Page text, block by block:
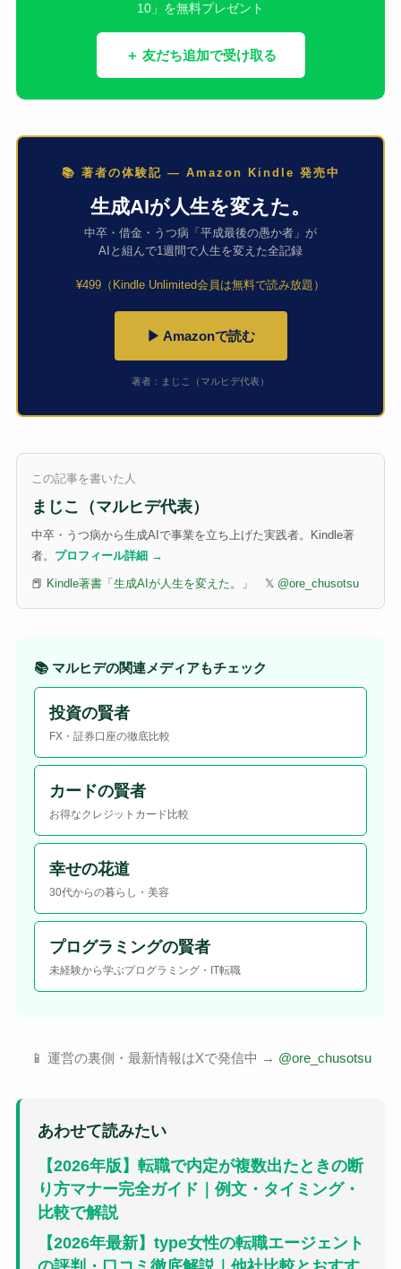
10」を無料プレゼント
＋ 友だち追加で受け取る
📚 著者の体験記 — Amazon Kindle 発売中
生成AIが人生を変えた。
中卒・借金・うつ病「平成最後の愚か者」が
AIと組んで1週間で人生を変えた全記録
¥499（Kindle Unlimited会員は無料で読み放題）
▶ Amazonで読む
著者：まじこ（マルヒデ代表）
この記事を書いた人
まじこ（マルヒデ代表）
中卒・うつ病から生成AIで事業を立ち上げた実践者。Kindle著
者。 プロフィール詳細 →
📕 Kindle著書「生成AIが人生を変えた。」 𝕏 @ore_chusotsu
📚 マルヒデの関連メディアもチェック
投資の賢者
FX・証券口座の徹底比較
カードの賢者
お得なクレジットカード比較
幸せの花道
30代からの暮らし・美容
プログラミングの賢者
未経験から学ぶプログラミング・IT転職
📱 運営の裏側・最新情報はXで発信中 → @ore_chusotsu
あわせて読みたい
【2026年版】転職で内定が複数出たときの断
り方マナー完全ガイド｜例文・タイミング・
比較で解説
【2026年最新】type女性の転職エージェント